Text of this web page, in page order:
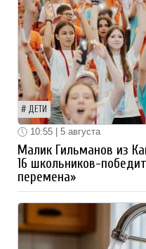
ДЕТИ
10:55 | 5 августа
Малик Гильманов из
16 школьников-
перемена»